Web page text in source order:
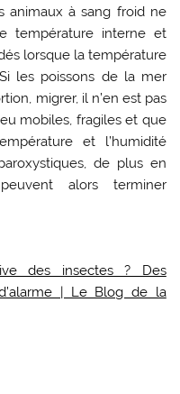
animaux à sang froid ne
température interne et
lorsque la température
les poissons de la mer
migrer, il n’en est pas
mobiles, fragiles et que
et l’humidité
de plus en
alors terminer
des insectes ? Des
| Le Blog de la